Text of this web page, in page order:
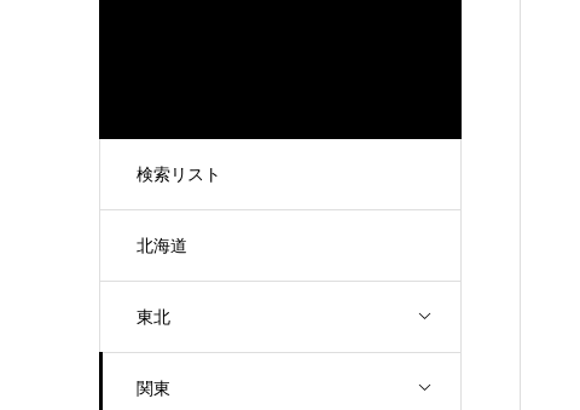
検索リスト
北海道
東北
関東